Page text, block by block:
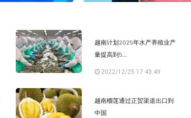
越南计划2025年水产养殖业产
量提高到5...
2022/12/25 17:43:49
越南榴莲通过正贸渠道出口到
中国